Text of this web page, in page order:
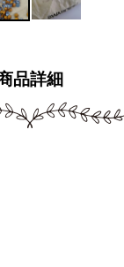
品詳細